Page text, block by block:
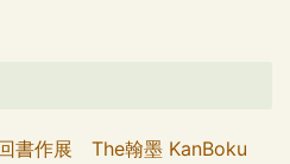
回書作展 The翰墨 KanBoku